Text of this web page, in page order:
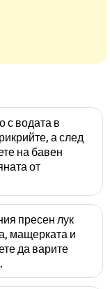
с водата в
а след
на бавен
от
пресен лук
мащерката и
да варите